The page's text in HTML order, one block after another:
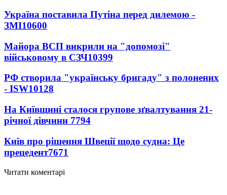
Україна поставила Путіна перед дилемою -
ЗМІ10600
Майора ВСП викрили на "допомозі"
військовому в СЗЧ10399
РФ створила "українську бригаду" з полонених
- ISW10128
На Київщині сталося групове зґвалтування 21-
річної дівчини 7794
Київ про рішення Швеції щодо судна: Це
прецедент7671
Читати коментарі